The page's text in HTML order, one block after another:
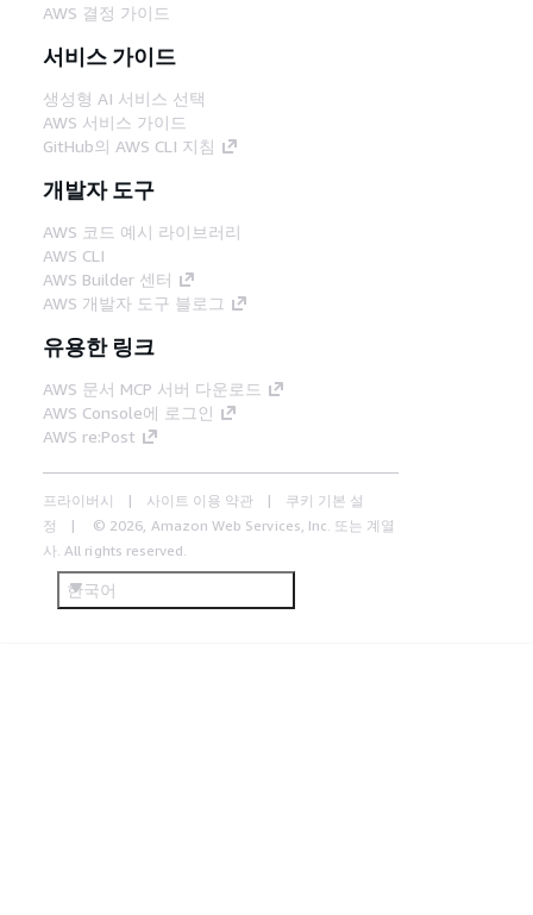
AWS 결정 가이드
서비스 가이드
생성형 AI 서비스 선택
AWS 서비스 가이드
GitHub의 AWS CLI 지침
개발자 도구
AWS 코드 예시 라이브러리
AWS CLI
AWS Builder 센터
AWS 개발자 도구 블로그
유용한 링크
AWS 문서 MCP 서버 다운로드
AWS Console에 로그인
AWS re:Post
프라이버시 사이트 이용 약관
쿠키 기본 설
정
© 2026, Amazon Web Services, Inc. 또는 계열
사. All rights reserved.
한국어